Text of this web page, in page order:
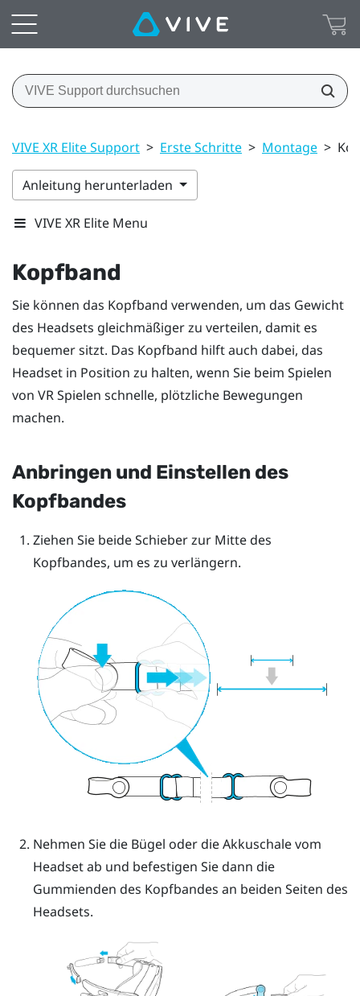
VIVE XR Elite Support > Erste Schritte > Montage >
Anleitung herunterladen
VIVE XR Elite Menu
Kopfband
Sie können das Kopfband verwenden, um das Gewicht
des Headsets gleichmäßiger zu verteilen, damit es
bequemer sitzt. Das Kopfband hilft auch dabei, das
Headset in Position zu halten, wenn Sie beim Spielen
von VR Spielen schnelle, plötzliche Bewegungen
machen.
Anbringen und Einstellen des
Kopfbandes
Ziehen Sie beide Schieber zur Mitte des
Kopfbandes, um es zu verlängern.
Nehmen Sie die Bügel oder die Akkuschale vom
Headset ab und befestigen Sie dann die
Gummienden des Kopfbandes an beiden Seiten des
Headsets.